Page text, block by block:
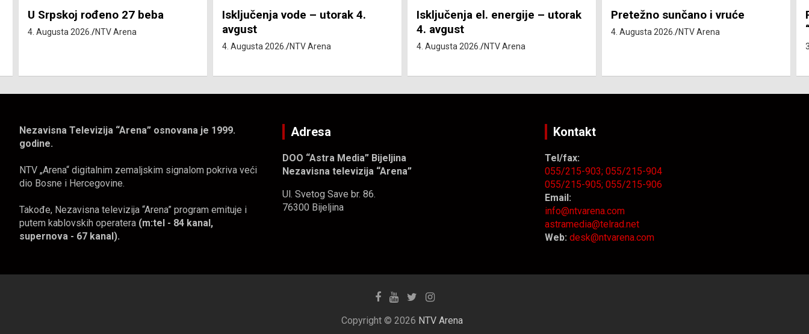
Isključenja vode – utorak 4.
avgust
Isključenja el. energije – utorak
4. avgust
4. Augusta 2026. NTV Arena
Pretežno sunčano i vruće
4. Augusta 2026.
Pravo na subvenciju za traktor
“Belarus” ostvarila 84 korisnika
Nezavisna Televizija “Arena” osnovana je 1999.
godine.
NTV „Arena“ digitalnim zemaljskim signalom pokriva veći
dio Bosne i Hercegovine.
Takođe, Nezavisna televizija “Arena” program emituje i
putem kablovskih operatera (m:tel - 84 kanal,
supernova - 67 kanal).
Adresa
DOO “Astra Media” Bijeljina
Nezavisna televizija “Arena”
Ul. Svetog Save br. 86.
76300 Bijeljina
Kontakt
Tel/fax:
055/215-903;055/215-904
055/215-905;055/215-906
Email:
info@ntvarena.com
astramedia@telrad.net
Web: desk@ntvarena.com
Copyright © 2026 NTV Arena